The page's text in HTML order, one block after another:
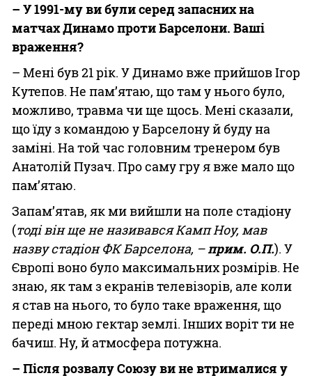
– У 1991-му ви були серед запасних на
матчах Динамо проти Барселони. Ваші
враження?
– Мені був 21 рік. У Динамо вже прийшов Ігор
Кутепов. Не пам’ятаю, що там у нього було,
можливо, травма чи ще щось. Мені сказали,
що їду з командою у Барселону й буду на
заміні. На той час головним тренером був
Анатолій Пузач. Про саму гру я вже мало що
пам’ятаю.
Запам’ятав, як ми вийшли на поле стадіону
(тоді він ще не називався Камп Ноу, мав
назву стадіон ФК Барселона, –прим. О.П.). У
Європі воно було максимальних розмірів. Не
знаю, як там з екранів телевізорів, але коли
я став на нього, то було таке враження, що
переді мною гектар землі. Інших воріт ти не
бачиш. Ну, й атмосфера потужна.
– Після розвалу Союзу ви не втрималися у